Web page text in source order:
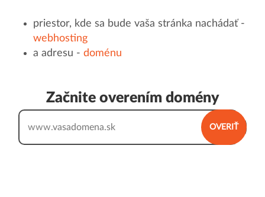
priestor, kde sa bude vaša stránka nachádať -
webhosting
a adresu - doménu
Začnite overením domény
OVERIŤ
www.